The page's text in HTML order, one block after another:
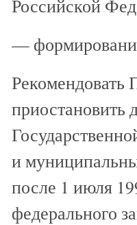
Российской
—
Рекомендовать
приостановить
и
после 1 июля
федерального